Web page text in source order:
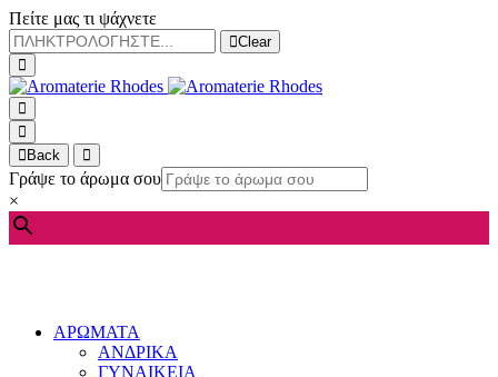
Πείτε μας τι ψάχνετε
Clear
Back
Γράψε το άρωμα σου
×
ΑΡΩΜΑΤΑ
ΑΝΔΡΙΚΑ
ΓΥΝΑΙΚΕΙΑ